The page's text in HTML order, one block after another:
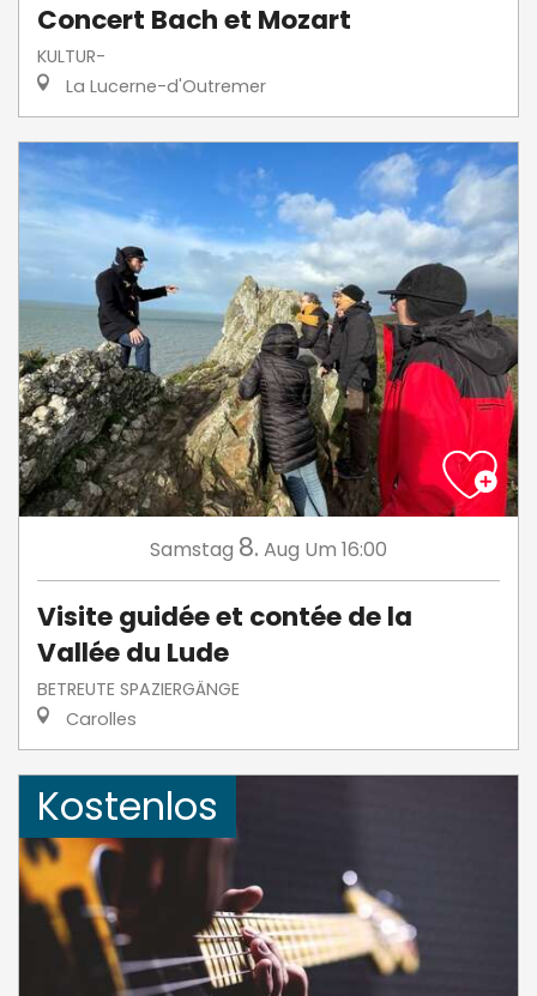
Concert Bach et Mozart
KULTUR-
La Lucerne-d'Outremer
Samstag 8. Aug Um 16:00
Visite guidée et contée de la
Vallée du Lude
BETREUTE SPAZIERGÄNGE
Carolles
Kostenlos